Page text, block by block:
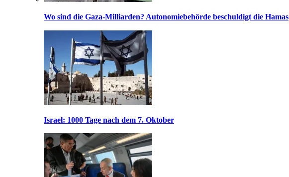
Wo sind die Gaza-Milliarden? Autonomiebehörde beschuldigt die Hamas
Israel: 1000 Tage nach dem 7. Oktober